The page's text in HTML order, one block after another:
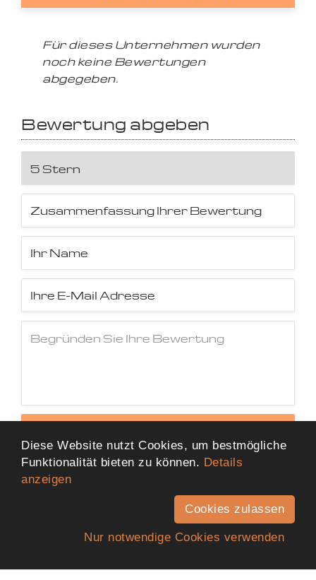
Für dieses Unternehmen wurden
noch keine Bewertungen
abgegeben.
Bewertung abgeben
Diese Website nutzt Cookies, um bestmögliche
Funktionalität bieten zu können. Details
anzeigen
Cookies zulassen
Nur notwendige Cookies verwenden